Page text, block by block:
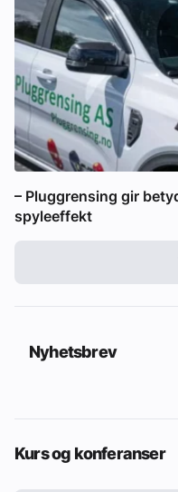
– Pluggrensing gir
spyleeffekt
Nyhetsbrev
Kurs og konferanser